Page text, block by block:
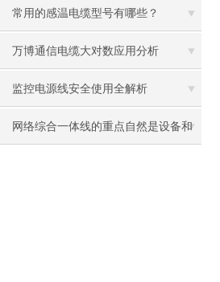
常用的感温电缆型号有哪些？
万博通信电缆大对数应用分析
监控电源线安全使用全解析
网络综合一体线的重点自然是设备和